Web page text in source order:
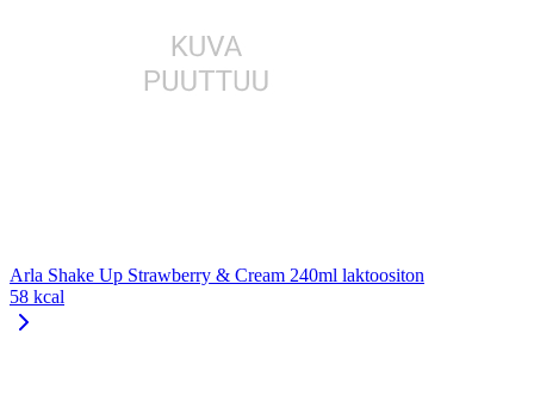
Arla Shake Up Strawberry & Cream 240ml laktoositon
58 kcal